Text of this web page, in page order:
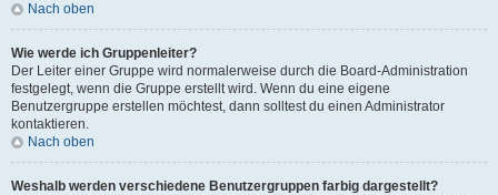
Nach oben
Wie werde ich Gruppenleiter?
Der Leiter einer Gruppe wird normalerweise durch die Board-Administration
festgelegt, wenn die Gruppe erstellt wird. Wenn du eine eigene
Benutzergruppe erstellen möchtest, dann solltest du einen Administrator
kontaktieren.
Nach oben
Weshalb werden verschiedene Benutzergruppen farbig dargestellt?